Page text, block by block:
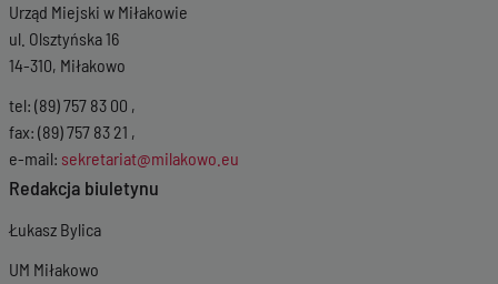
Urząd Miejski w Miłakowie
ul. Olsztyńska 16
14-310, Miłakowo
tel: (89) 757 83 00 ,
fax: (89) 757 83 21 ,
e-mail: sekretariat@milakowo.eu
Redakcja biuletynu
Łukasz Bylica
UM Miłakowo